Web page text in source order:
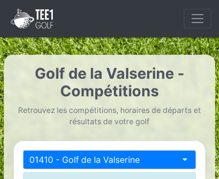
Golf de la Valserine -
Compétitions
Retrouvez les compétitions, horaires de départs et
résultats de votre golf
01410 - Golf de la Valserine